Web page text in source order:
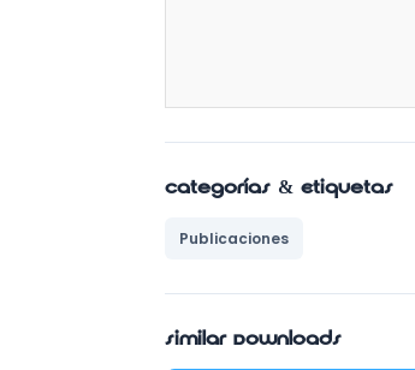
Categorías & Etiquetas
Publicaciones
Similar Downloads